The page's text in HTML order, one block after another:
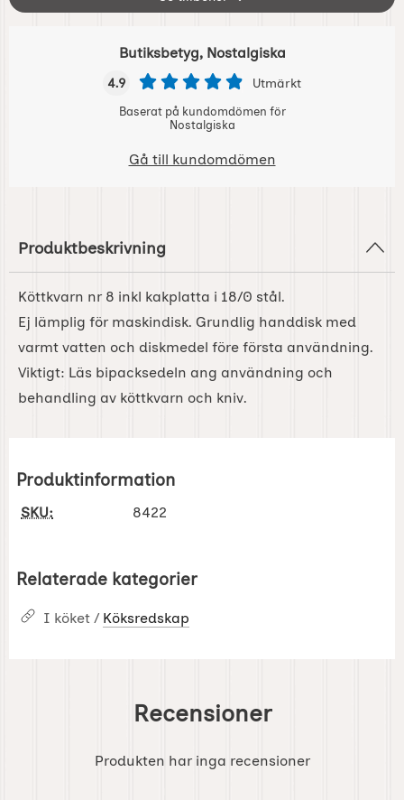
Butiksbetyg, Nostalgiska
4.9 Utmärkt
Baserat på kundomdömen för
Nostalgiska
Gå till kundomdömen
Produktbeskrivning
Köttkvarn nr 8 inkl kakplatta i 18/0 stål.
Ej lämplig för maskindisk. Grundlig handdisk med
varmt vatten och diskmedel före första användning.
Viktigt: Läs bipacksedeln ang användning och
behandling av köttkvarn och kniv.
Produktinformation
SKU: 8422
Relaterade kategorier
I köket / Köksredskap
Recensioner
Produkten har inga recensioner